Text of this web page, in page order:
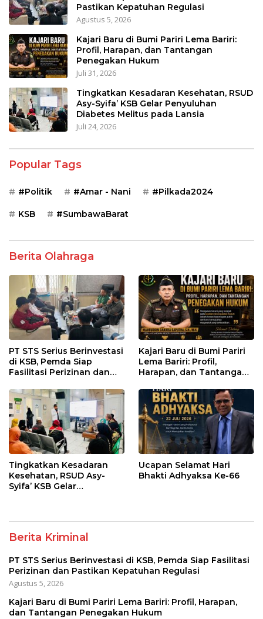
Pastikan Kepatuhan Regulasi
Agustus 5, 2026
Kajari Baru di Bumi Pariri Lema Bariri:
Profil, Harapan, dan Tantangan
Penegakan Hukum
Juli 31, 2026
Tingkatkan Kesadaran Kesehatan, RSUD
Asy-Syifa’ KSB Gelar Penyuluhan
Diabetes Melitus pada Lansia
Juli 24, 2026
Popular Tags
#Politik #Amar - Nani #Pilkada2024
KSB #SumbawaBarat
Berita Olahraga
PT STS Serius Berinvestasi
di KSB, Pemda Siap
Fasilitasi Perizinan dan
Regulasi
Kajari Baru di Bumi Pariri
Lema Bariri: Profil,
Harapan, dan Tantangan
Tingkatkan Kesadaran
Kesehatan, RSUD Asy-
Syifa’ KSB Gelar
Ucapan Selamat Hari
Bhakti Adhyaksa Ke-66
Berita Kriminal
PT STS Serius Berinvestasi di KSB, Pemda Siap Fasilitasi
Perizinan dan Pastikan Kepatuhan Regulasi
Agustus 5, 2026
Kajari Baru di Bumi Pariri Lema Bariri: Profil, Harapan,
dan Tantangan Penegakan Hukum